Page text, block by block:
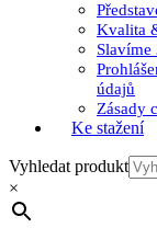
Kvalita
Slavíme
údajů
Zásady
Ke stažení
Vyhledat produkt
×